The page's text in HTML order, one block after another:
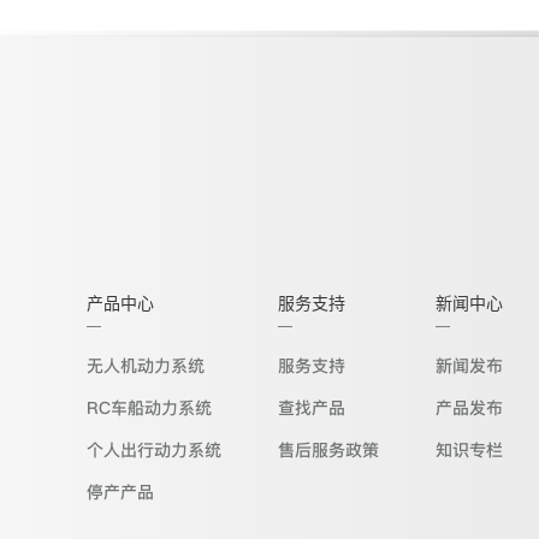
产品中心
无人机动力系统
RC车船动力系统
个人出行动力系统
停产产品
服务支持
服务支持
查找产品
售后服务政策
新闻中心
新闻发布
产品发布
知识专栏